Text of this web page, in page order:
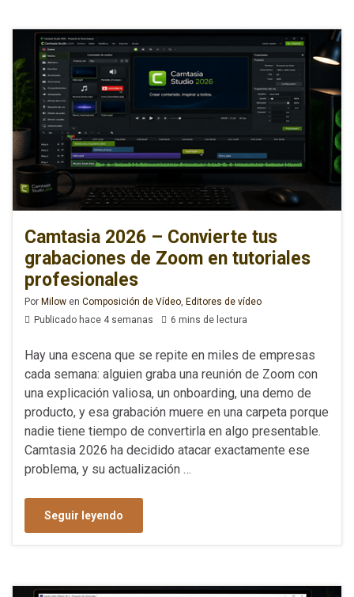
Camtasia 2026 – Convierte tus
grabaciones de Zoom en tutoriales
profesionales
Por Milow en Composición de Vídeo, Editores de vídeo
Publicado hace 4 semanas
6 mins de lectura
Hay una escena que se repite en miles de empresas
cada semana: alguien graba una reunión de Zoom con
una explicación valiosa, un onboarding, una demo de
producto, y esa grabación muere en una carpeta porque
nadie tiene tiempo de convertirla en algo presentable.
Camtasia 2026 ha decidido atacar exactamente ese
problema, y su actualización …
Seguir leyendo